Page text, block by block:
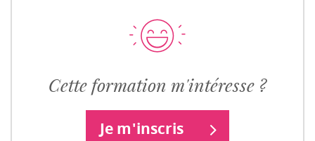
Cette formation m'intéresse ?
Je m'inscris